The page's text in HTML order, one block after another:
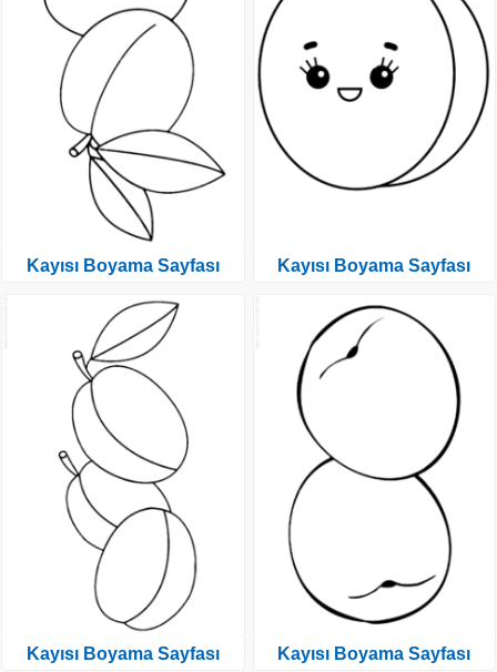
Kayısı Boyama Sayfası
Kayısı Boyama Sayfası
Kayısı Boyama Sayfası
Kayısı Boyama Sayfası